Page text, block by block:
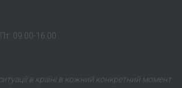
09.00-16.00
в країні в кожний конкретний момент